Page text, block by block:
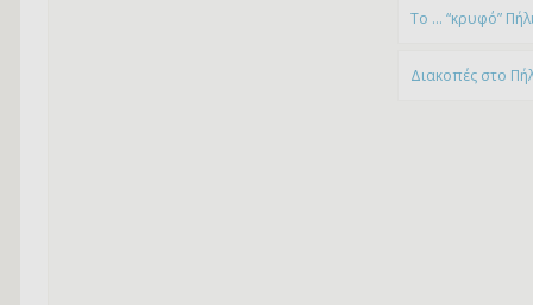
To … “κρυφό”
Διακοπές στο